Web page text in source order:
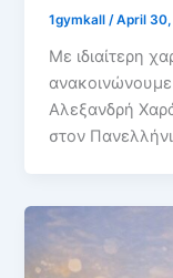
1gymkall/April
Με ιδιαίτερη
ανακοινώνουμε
Αλεξανδρή
στον